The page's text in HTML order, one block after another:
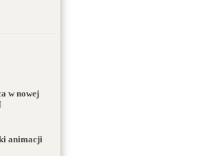
w nowej
animacji